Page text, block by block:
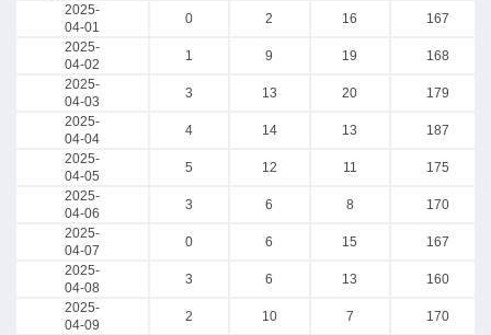
2025-
04-01
0 2 16
167
2025-
04-02
1 9 19
168
2025-
04-03
3 13 20
179
2025-
04-04
4 14 13
187
2025-
04-05
5 12 11
175
2025-
04-06
3 6 8
170
2025-
04-07
0 6 15
167
2025-
04-08
3 6 13
160
2025-
04-09
2 10 7
170